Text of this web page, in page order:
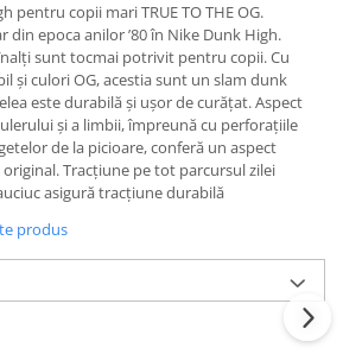
pentru copii mari TRUE TO THE OG.
din epoca anilor ’80 în Nike Dunk High.
sunt tocmai potrivit pentru copii. Cu
și culori OG, acestia sunt un slam dunk
este durabilă și ușor de curățat. Aspect
și a limbii, împreună cu perforațiile
de la picioare, conferă un aspect
Tracțiune pe tot parcursul zilei
asigură tracțiune durabilă
produs